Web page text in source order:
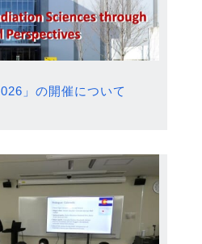
」の開催について